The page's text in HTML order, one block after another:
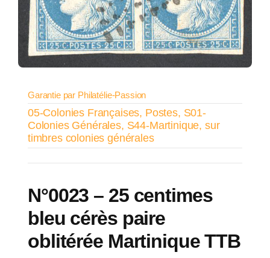
Garantie par Philatélie-Passion
05-Colonies Françaises, Postes, S01-
Colonies Générales, S44-Martinique, sur
timbres colonies générales
N°0023 – 25 centimes
bleu cérès paire
oblitérée Martinique TTB